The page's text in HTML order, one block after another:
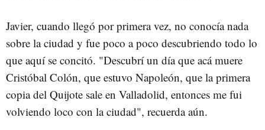
Javier, cuando llegó por primera vez, no conocía nada
sobre la ciudad y fue poco a poco descubriendo todo lo
que aquí se concitó. "Descubrí un día que acá muere
Cristóbal Colón, que estuvo Napoleón, que la primera
copia del Quijote sale en Valladolid, entonces me fui
volviendo loco con la ciudad", recuerda aún.